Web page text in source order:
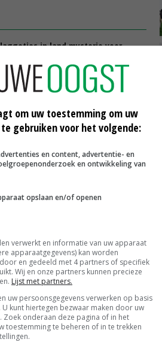
in land mysterie voor
28-07-2017
Veel VEM en eiwit in voorjaarskuil
24-07-2017
Melkveehouderijvoorzitter vraagt
voor elkaar
€ 134,00 € 0,00
kg
€ 6,05 € 0,00
om uw toestemming om uw
gebruiken voor het volgende:
en content, advertentie- en
en ontwikkeling van
opslaan en/of openen
verwerkt en informatie van uw apparaat
apparaatgegevens) kan worden
en gedeeld met 4 partners of specifiek
Wij en onze partners kunnen precieze
Lijst met partners.
uw persoonsgegevens verwerken op basis
kunt hiertegen bezwaar maken door uw
onderaan deze pagina of in het
toestemming te beheren of in te trekken